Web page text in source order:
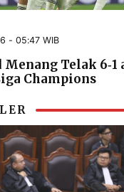
WARGA
KIRIM
TERM
OF
- 05:47 WIB
Telak 6‑1
Champions